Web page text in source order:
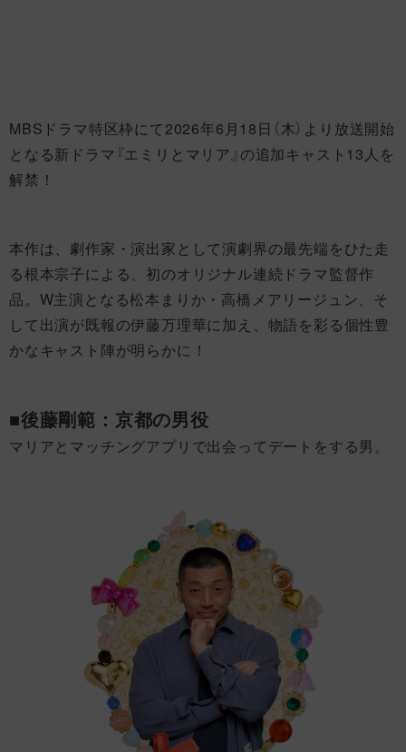
MBSドラマ特区枠にて2026年6月18日（木）より放送開始
となる新ドラマ『エミリとマリア』の追加キャスト13人を
解禁！
本作は、劇作家・演出家として演劇界の最先端をひた走
る根本宗子による、初のオリジナル連続ドラマ監督作
品。W主演となる松本まりか・高橋メアリージュン、そ
して出演が既報の伊藤万理華に加え、物語を彩る個性豊
かなキャスト陣が明らかに！
■後藤剛範：京都の男役
マリアとマッチングアプリで出会ってデートをする男。